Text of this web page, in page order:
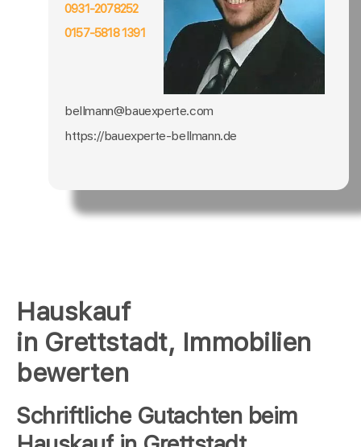
Hauskauf
in Grettstadt, Immobilien
bewerten
Schriftliche Gutachten beim
0931-2078252
0157-5818 1391
bellmann@bauexperte.com
https://bauexperte-bellmann.de